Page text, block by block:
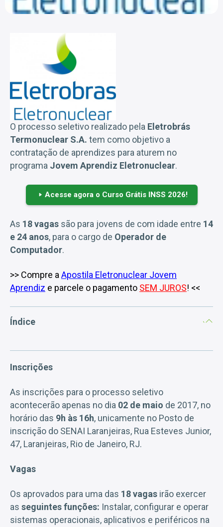
O processo seletivo realizado pela Eletrobrás
Termonuclear S.A. tem como objetivo a
contratação de aprendizes para aturem no
programa Jovem Aprendiz Eletronuclear.
Acesse agora o Curso Grátis INSS 2026!
As 18 vagas são para jovens de com idade entre 14
e 24 anos, para o cargo de Operador de
Computador.
>> Compre a Apostila Eletronuclear Jovem
Aprendiz e parcele o pagamento SEM JUROS! <<
Índice
Inscrições
As inscrições para o processo seletivo
acontecerão apenas no dia 02 de maio de 2017, no
horário das 9h às 16h, unicamente no Posto de
inscrição do SENAI Laranjeiras, Rua Esteves Junior,
47, Laranjeiras, Rio de Janeiro, RJ.
Vagas
Os aprovados para uma das 18 vagas irão exercer
as seguintes funções: Instalar, configurar e operar
sistemas operacionais, aplicativos e periféricos na